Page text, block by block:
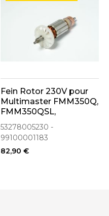
Fein Rotor 230V pour
Multimaster FMM350Q,
FMM350QSL,
MM500PLUS
(53278005230)
53278005230 -
99100001183
82,90 €